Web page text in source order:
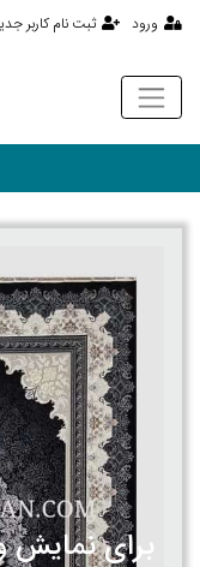
ورود ثبت نام کاربر
برای نمایش